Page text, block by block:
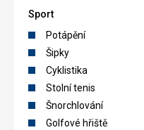
Sport
Potápění
Šipky
Cyklistika
Stolní tenis
Šnorchlování
Golfové hřiště